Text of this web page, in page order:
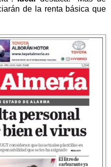
de la renta básica que